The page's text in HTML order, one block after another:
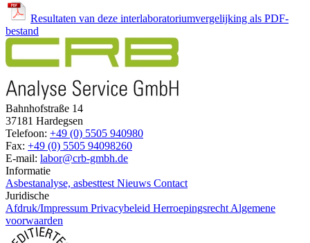
Resultaten van deze interlaboratoriumvergelijking als PDF-
bestand
Bahnhofstraße 14
37181 Hardegsen
Telefoon: +49 (0) 5505 940980
Fax: +49 (0) 5505 94098260
E-mail: labor@crb-gmbh.de
Informatie
Asbestanalyse, asbesttest Nieuws Contact
Juridische
Afdruk/Impressum Privacybeleid Herroepingsrecht Algemene
voorwaarden